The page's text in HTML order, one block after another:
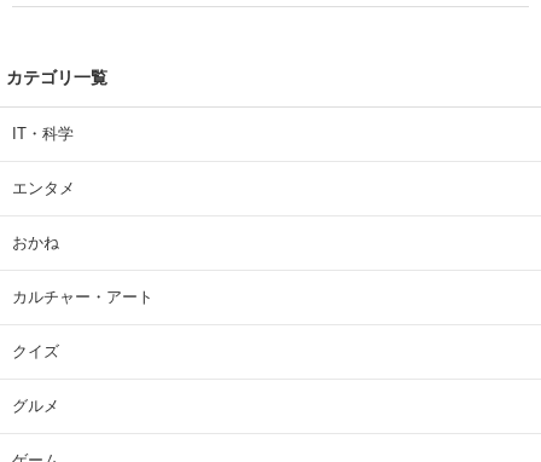
カテゴリ一覧
IT・科学
エンタメ
おかね
カルチャー・アート
クイズ
グルメ